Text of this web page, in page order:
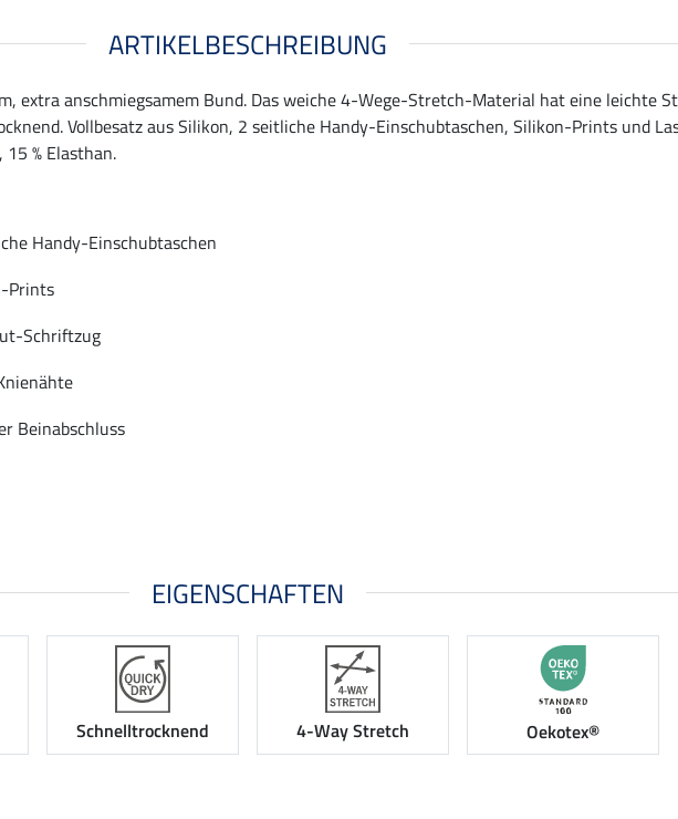
ARTIKELBESCHREIBUNG
extra anschmiegsamem Bund. Das weiche 4-Wege-Stretch-Material hat eine leichte
Vollbesatz aus Silikon, 2 seitliche Handy-Einschubtaschen, Silikon-Prints und
% Elasthan.
Handy-Einschubtaschen
Prints
Schriftzug
Beinabschluss
EIGENSCHAFTEN
Schnelltrocknend 4-Way Stretch Oekotex®